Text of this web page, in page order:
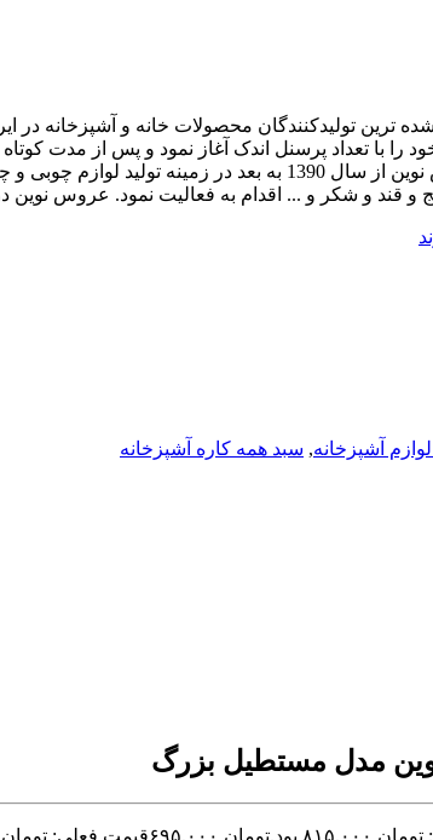
به خود اختصاص دهد. عروس نوین از سال 1390
اقدام به فعالیت نمود. عروس نوین در حال حاضر تنوع محصولات خود را به 300
آشپزخانه, سبد همه کاره آشپزخانه
مدل مستطیل بزرگ